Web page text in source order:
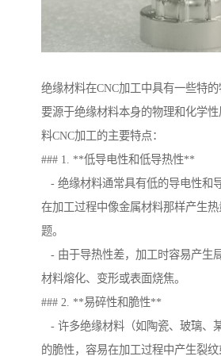
绝缘材料在CNC加工中具有一些特
要源于绝缘材料本身的物理和化学
料CNC加工的主要特点：
### 1. **低导电性和低导热性**
- 绝缘材料通常具有低的导电性和
在加工过程中像金属材料那样产生热
题。
- 由于导热性差，加工时容易产生
材料熔化、变形或表面烧焦。
### 2. **易碎性和脆性**
- 许多绝缘材料（如陶瓷、玻璃、
的脆性，容易在加工过程中产生裂纹